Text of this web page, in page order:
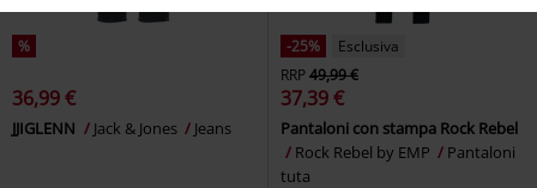
%
36,99 €
JJIGLENN Jack & Jones Jeans
-25%
Esclusiva
RRP49,99 €
37,39 €
Pantaloni con stampa Rock Rebel
Rock Rebel by EMP
Pantaloni
tuta